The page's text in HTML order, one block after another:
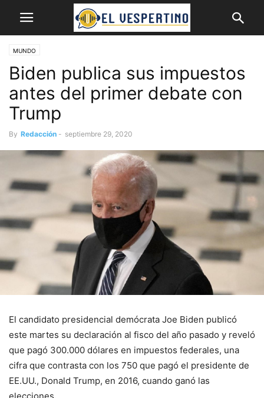
MUNDO
Biden publica sus impuestos
antes del primer debate con
Trump
By Redacción - septiembre 29, 2020
El candidato presidencial demócrata Joe Biden publicó
este martes su declaración al fisco del año pasado y reveló
que pagó 300.000 dólares en impuestos federales, una
cifra que contrasta con los 750 que pagó el presidente de
EE.UU., Donald Trump, en 2016, cuando ganó las